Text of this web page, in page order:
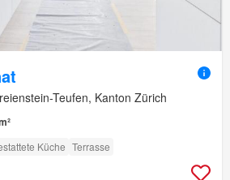
Teufen, Kanton Zürich
Küche Terrasse